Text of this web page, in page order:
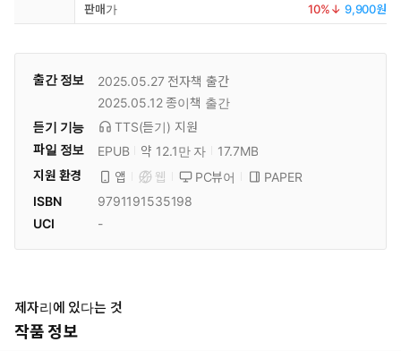
판매가
10%↓ 9,900원
출간 정보 2025.05.27 전자책 출간
2025.05.12 종이책 출간
듣기 기능
TTS(듣기) 지원
파일 정보
EPUB 약 12.1만 자
17.7MB
지원 환경
앱 웹 PC뷰어
PAPER
ISBN
9791191535198
UCI
-
제자리에 있다는 것
작품 정보